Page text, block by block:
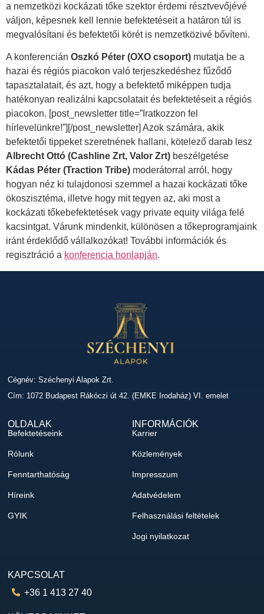
a nemzetközi kockázati tőke szektor érdemi résztvevőjévé
váljon, képesnek kell lennie befektetéseit a határon túl is
megvalósítani és befektetői körét is nemzetközivé bővíteni.
A konferencián Oszkó Péter (OXO csoport) mutatja be a
hazai és régiós piacokon való terjeszkedéshez fűződő
tapasztalatait, és azt, hogy a befektető miképpen tudja
hatékonyan realizálni kapcsolatait és befektetéseit a régiós
piacokon. [post_newsletter title=”Iratkozzon fel
hírlevelünkre!”][/post_newsletter] Azok számára, akik
befektetői tippeket szeretnének hallani, kötelező darab lesz
Albrecht Ottó (Cashline Zrt, Valor Zrt) beszélgetése
Kádas Péter (Traction Tribe) moderátorral arról, hogy
hogyan néz ki tulajdonosi szemmel a hazai kockázati tőke
ökoszisztéma, illetve hogy mit tegyen az, aki most a
kockázati tőkebefektetések vagy private equity világa felé
kacsintgat. Várunk mindenkit, különösen a tőkeprogramjaink
iránt érdeklődő vállalkozókat! További információk és
regisztráció a konferencia honlapján.
Cégnév: Széchenyi Alapok Zrt.
Cím: 1072 Budapest Rákóczi út 42. (EMKE Irodaház) VI. emelet
OLDALAK
Befektetéseink
Rólunk
Fenntarthatóság
Híreink
GYIK
INFORMÁCIÓK
Karrier
Közlemények
Impresszum
Adatvédelem
Felhasználási feltételek
Jogi nyilatkozat
KAPCSOLAT
+36 1 413 27 40